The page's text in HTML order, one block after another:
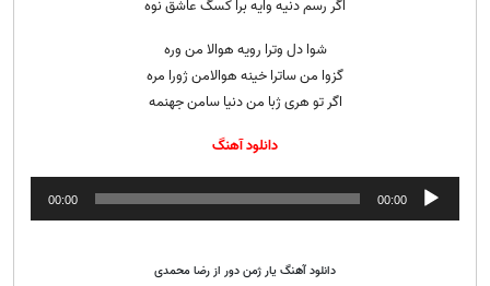
اگر رسم دنیه وایه برا کسگ عاشق نوه
شوا دل وترا رویه هوالا من وره
گزوا من ساترا خینه هوالامن ژورا مره
اگر تو هری ژبا من دنیا سامن جهنمه
دانلود آهنگ
پخش‌کننده
صوت
00:00
00:00
دانلود آهنگ یار ژمن دور از رضا محمدی